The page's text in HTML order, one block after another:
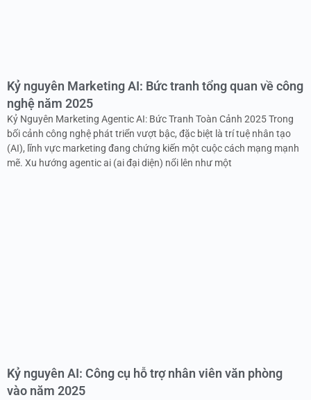
Kỷ nguyên Marketing AI: Bức tranh tổng quan về công
nghệ năm 2025
Kỷ Nguyên Marketing Agentic AI: Bức Tranh Toàn Cảnh 2025 Trong
bối cảnh công nghệ phát triển vượt bậc, đặc biệt là trí tuệ nhân tạo
(AI), lĩnh vực marketing đang chứng kiến một cuộc cách mạng mạnh
mẽ. Xu hướng agentic ai (ai đại diện) nổi lên như một
Kỷ nguyên AI: Công cụ hỗ trợ nhân viên văn phòng
vào năm 2025